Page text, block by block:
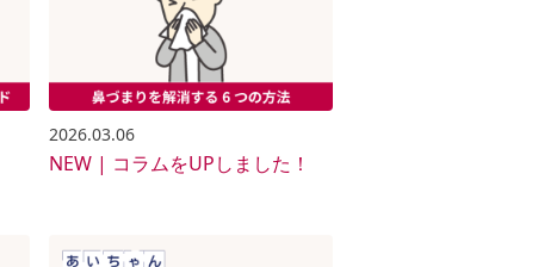
2026.03.06
NEW | コラムをUPしました！